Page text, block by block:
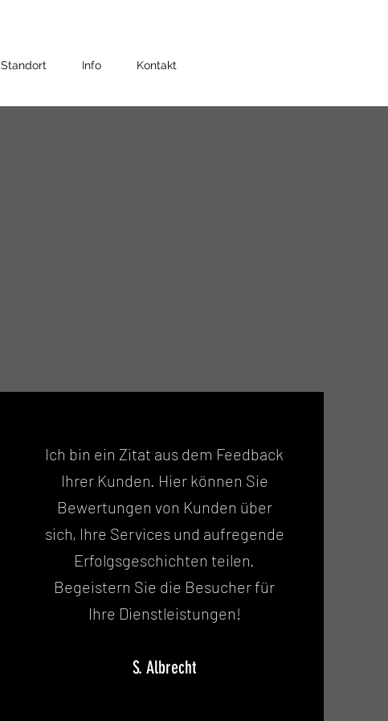
Standort Info Kontakt
Ich bin ein Zitat aus dem Feedback
Ihrer Kunden. Hier können Sie
Bewertungen von Kunden über
sich, Ihre Services und aufregende
Erfolgsgeschichten teilen.
Begeistern Sie die Besucher für
Ihre Dienstleistungen!
S. Albrecht